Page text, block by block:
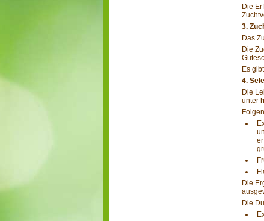
Die
3.
Das
Die
Es
4.
Die
unter
Die
Die